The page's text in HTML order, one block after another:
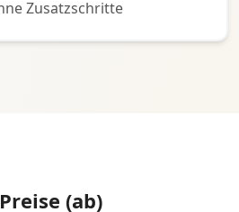
Zusatzschritte
(ab)